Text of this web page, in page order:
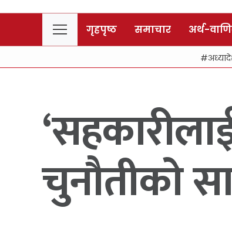
गृहपृष्ठ समाचार अर्थ-
चुनौतीको